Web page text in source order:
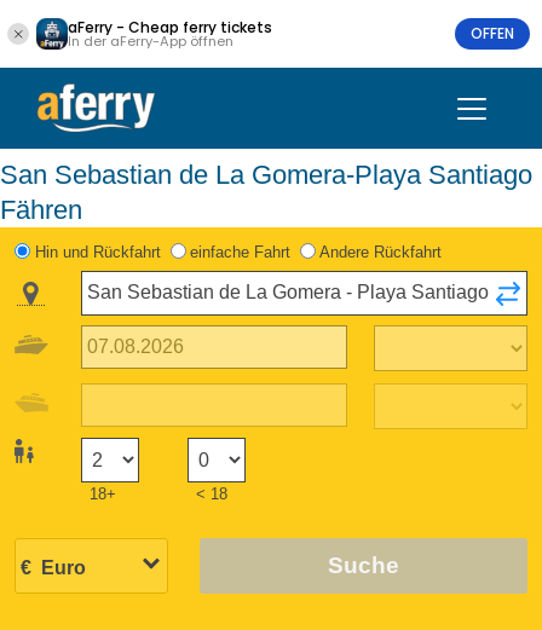
aFerry - Cheap ferry tickets
In der aFerry-App öffnen OFFEN
San Sebastian de La Gomera-Playa Santiago
Fähren
Hin und Rückfahrt einfache Fahrt Andere Rückfahrt
18+ < 18
Suche